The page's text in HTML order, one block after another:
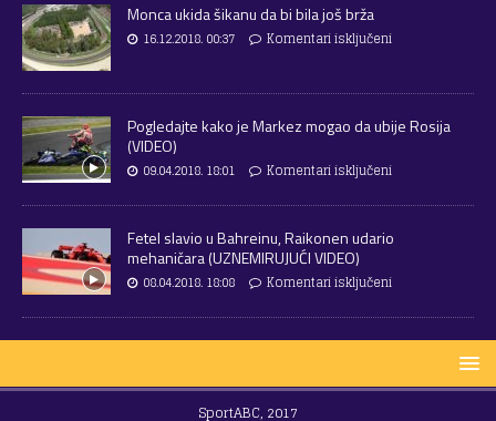
Monca ukida šikanu da bi bila još brža
16.12.2018. 00:37 Komentari isključeni
Pogledajte kako je Markez mogao da ubije Rosija
(VIDEO)
09.04.2018. 18:01 Komentari isključeni
Fetel slavio u Bahreinu, Raikonen udario
mehaničara (UZNEMIRUJUĆI VIDEO)
08.04.2018. 18:08 Komentari isključeni
SportABC, 2017